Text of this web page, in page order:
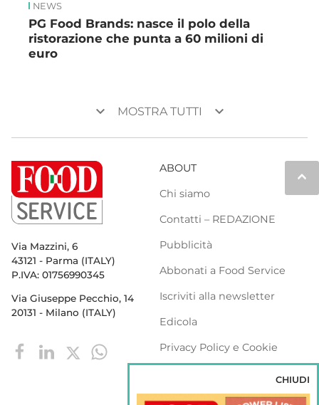
NEWS
PG Food Brands: nasce il polo della
ristorazione che punta a 60 milioni di
euro
keyboard_arrow_down MOSTRA TUTTI keyboard_arrow_down
keyboard_arrow_up
Via Mazzini, 6
43121 - Parma (ITALY)
P.IVA: 01756990345
Via Giuseppe Pecchio, 14
20131 - Milano (ITALY)
ABOUT
Chi siamo
Contatti – REDAZIONE
Pubblicità
Abbonati a Food Service
Iscriviti alla newsletter
Edicola
Privacy Policy e Cookie
CHIUDI